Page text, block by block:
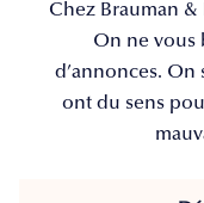
Chez Brauman &
On ne vous
d’annonces.
ont du sens